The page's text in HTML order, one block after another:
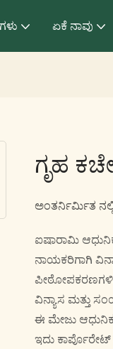
ಏಕೆ ನಾವು
ಗೃಹ
ಅಂತರ್ನಿರ್ಮಿತ
ಐಷಾರಾಮಿ
ನಾಯಕರಿಗಾಗಿ
ಪೀಠೋಪಕರಣಗಳಿಗೆ
ವಿನ್ಯಾಸ ಮತ್ತು
ಈ ಮೇಜು
ಇದು ಕಾರ್ಪೊರೇಟ್